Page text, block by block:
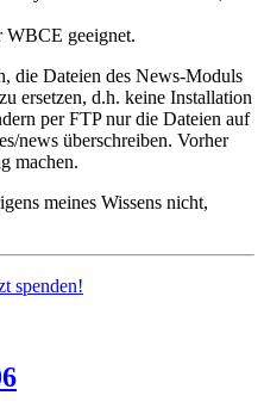
geeignet.
die Dateien des News-Moduls
ersetzen, d.h. keine Installation
per FTP nur die Dateien auf
news überschreiben. Vorher
machen.
meines Wissens nicht,
spenden!